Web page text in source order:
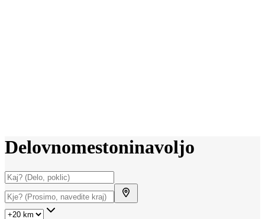
Delovnomestoninavoljo